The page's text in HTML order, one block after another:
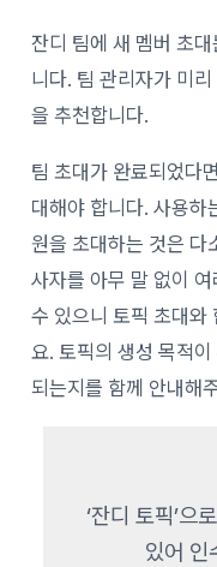
잔디 팀에 새 멤버 초
니다. 팀 관리자가 미
을 추천합니다.
팀 초대가 완료되었다
대해야 합니다. 사용하
원을 초대하는 것은 다
사자를 아무 말 없이
수 있으니 토픽 초대와
요. 토픽의 생성 목적
되는지를 함께 안내해
‘잔디 토픽’으
있어 인